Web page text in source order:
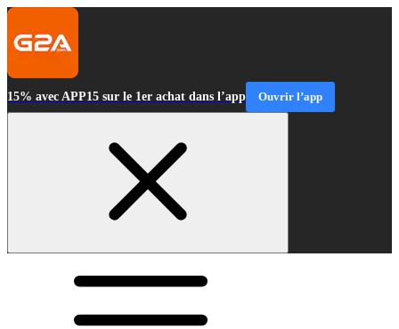
15% avec APP15 sur le 1er achat dans l’app Ouvrir l’app